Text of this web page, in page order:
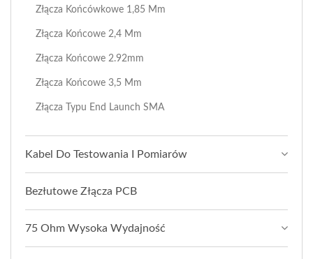
Złącza Końcówkowe 1,85 Mm
Złącza Końcowe 2,4 Mm
Złącza Końcowe 2.92mm
Złącza Końcowe 3,5 Mm
Złącza Typu End Launch SMA
Kabel Do Testowania I Pomiarów
Bezłutowe Złącza PCB
75 Ohm Wysoka Wydajność